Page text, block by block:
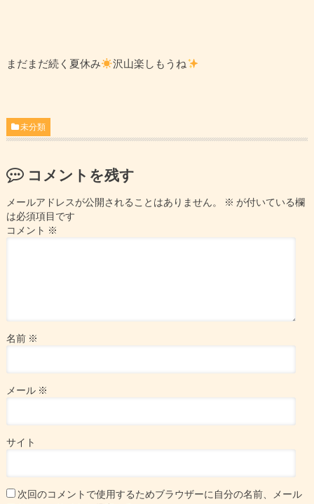
まだまだ続く夏休み 沢山楽しもうね
未分類
コメントを残す
メールアドレスが公開されることはありません。 ※ が付いている欄
は必須項目です
コメント ※
名前 ※
メール ※
サイト
次回のコメントで使用するためブラウザーに自分の名前、メール